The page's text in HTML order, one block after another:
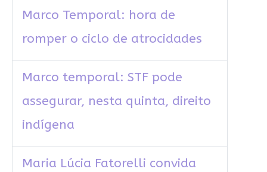
Marco Temporal: hora de
romper o ciclo de atrocidades
Marco temporal: STF pode
assegurar, nesta quinta, direito
indígena
Maria Lúcia Fatorelli convida